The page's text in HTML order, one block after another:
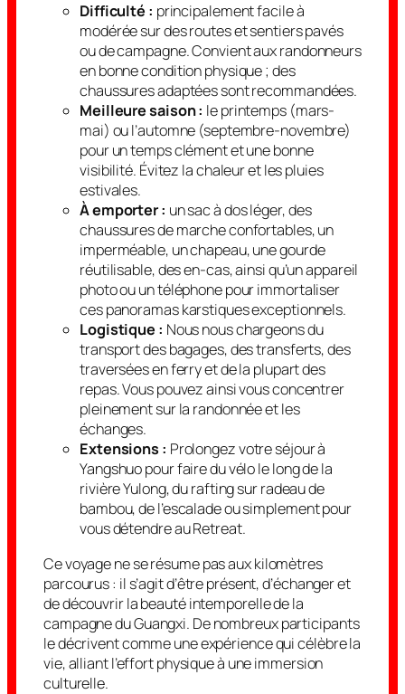
Difficulté : principalement facile à
modérée sur des routes et sentiers pavés
ou de campagne. Convient aux randonneurs
en bonne condition physique ; des
chaussures adaptées sont recommandées.
Meilleure saison : le printemps (mars-
mai) ou l’automne (septembre-novembre)
pour un temps clément et une bonne
visibilité. Évitez la chaleur et les pluies
estivales.
À emporter : un sac à dos léger, des
chaussures de marche confortables, un
imperméable, un chapeau, une gourde
réutilisable, des en-cas, ainsi qu’un appareil
photo ou un téléphone pour immortaliser
ces panoramas karstiques exceptionnels.
Logistique : Nous nous chargeons du
transport des bagages, des transferts, des
traversées en ferry et de la plupart des
repas. Vous pouvez ainsi vous concentrer
pleinement sur la randonnée et les
échanges.
Extensions : Prolongez votre séjour à
Yangshuo pour faire du vélo le long de la
rivière Yulong, du rafting sur radeau de
bambou, de l’escalade ou simplement pour
vous détendre au Retreat.
Ce voyage ne se résume pas aux kilomètres
parcourus : il s’agit d’être présent, d’échanger et
de découvrir la beauté intemporelle de la
campagne du Guangxi. De nombreux participants
le décrivent comme une expérience qui célèbre la
vie, alliant l’effort physique à une immersion
culturelle.